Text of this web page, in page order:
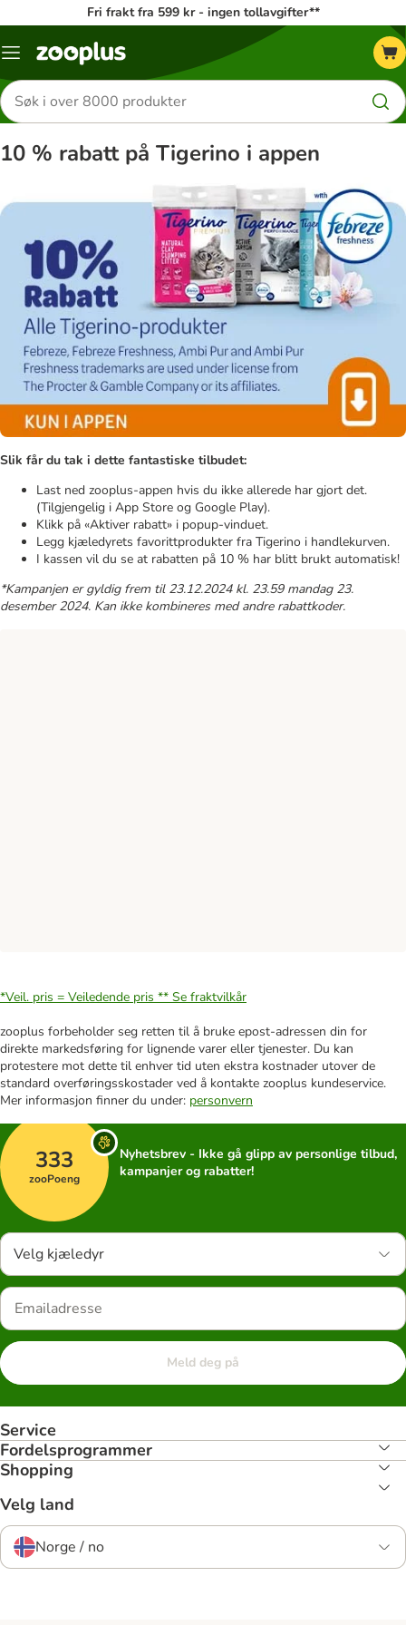
Fri frakt fra 599 kr - ingen tollavgifter**
Katalogmeny
Søk
etter
produkter
10 % rabatt på Tigerino i appen
Slik får du tak i dette fantastiske tilbudet:
Last ned zooplus-appen hvis du ikke allerede har gjort det.
(Tilgjengelig i App Store og Google Play).
Klikk på «Aktiver rabatt» i popup-vinduet.
Legg kjæledyrets favorittprodukter fra Tigerino i handlekurven.
I kassen vil du se at rabatten på 10 % har blitt brukt automatisk!
*Kampanjen er gyldig frem til 23.12.2024 kl. 23.59 mandag 23.
desember 2024. Kan ikke kombineres med andre rabattkoder.
*Veil. pris = Veiledende pris ** Se fraktvilkår
zooplus forbeholder seg retten til å bruke epost-adressen din for
direkte markedsføring for lignende varer eller tjenester. Du kan
protestere mot dette til enhver tid uten ekstra kostnader utover de
standard overføringsskostader ved å kontakte zooplus kundeservice.
Mer informasjon finner du under: personvern
333
zooPoeng
Nyhetsbrev - Ikke gå glipp av personlige tilbud,
kampanjer og rabatter!
Velg kjæledyr
Meld deg på
Service
Fordelsprogrammer
Shopping
Velg land
Norge / no